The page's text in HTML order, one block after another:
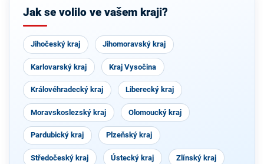
Jak se volilo ve vašem kraji?
Jihočeský kraj Jihomoravský kraj
Karlovarský kraj Kraj Vysočina
Královéhradecký kraj Liberecký kraj
Moravskoslezský kraj Olomoucký kraj
Pardubický kraj Plzeňský kraj
Středočeský kraj Ústecký kraj Zlínský kraj